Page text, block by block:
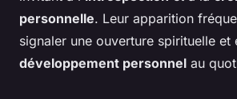
personnelle. Leur apparition
signaler une ouverture spirituelle et
développement personnel au